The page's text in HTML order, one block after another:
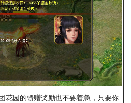
花园的馈赠奖励也不要着急，只要你